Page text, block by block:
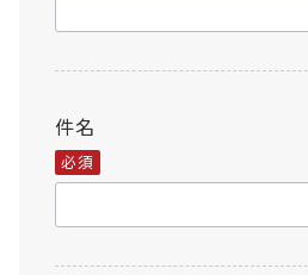
件名
必須